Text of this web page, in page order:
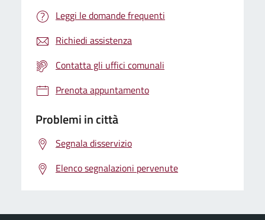
Leggi le domande frequenti
Richiedi assistenza
Contatta gli uffici comunali
Prenota appuntamento
Problemi in città
Segnala disservizio
Elenco segnalazioni pervenute